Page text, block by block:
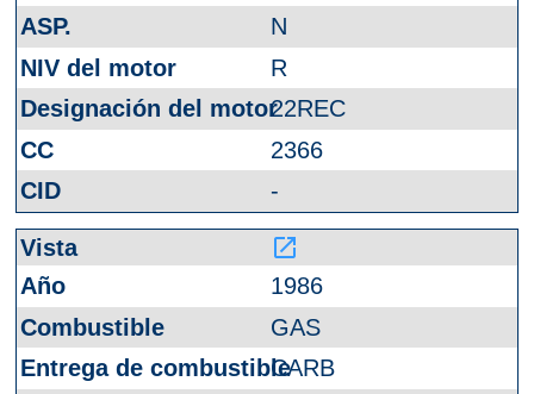
N
R
22REC
2366
-
launch
1986
GAS
CARB